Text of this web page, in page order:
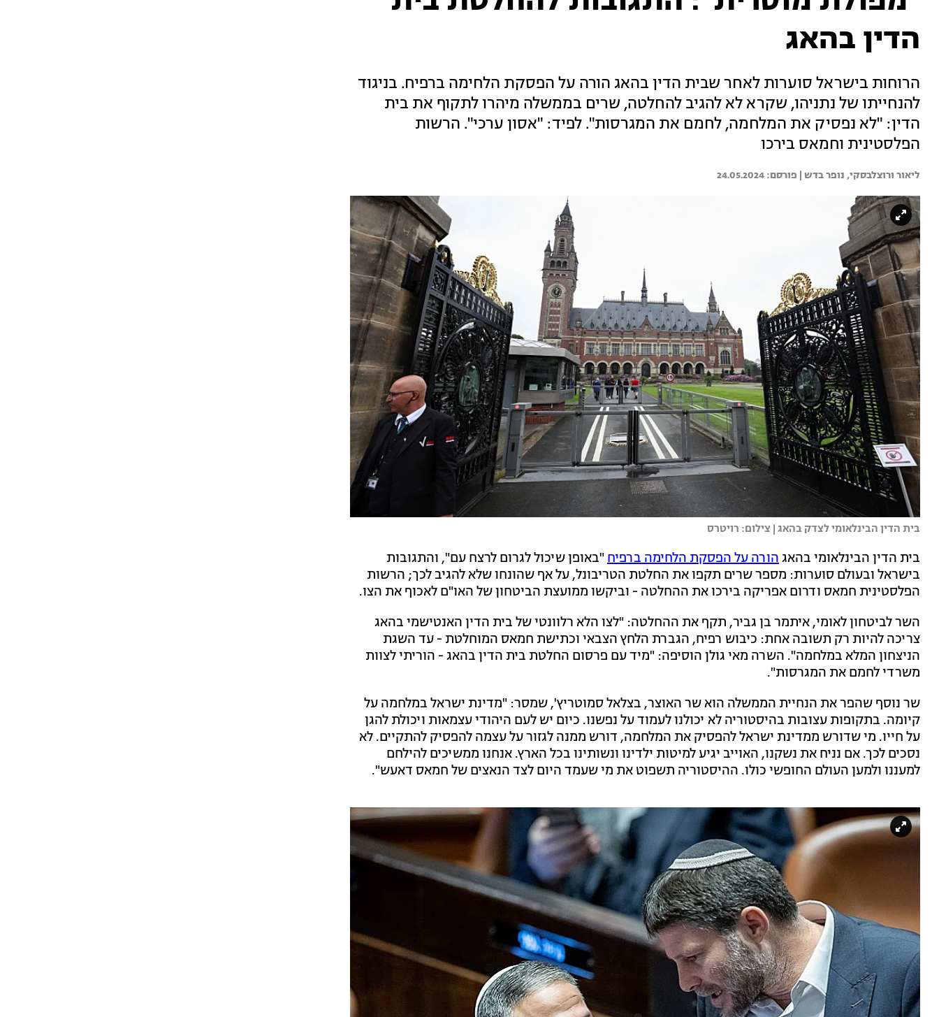
הדין בהאג
הרוחות בישראל סוערות לאחר שבית הדין בהאג הורה על הפסקת הלחימה ברפיח. בניגוד
להנחייתו של נתניהו, שקרא לא להגיב להחלטה, שרים בממשלה מיהרו לתקוף את בית
הדין: "לא נפסיק את המלחמה, לחמם את המגרסות". לפיד: "אסון ערכי". הרשות
הפלסטינית וחמאס בירכו
ליאור ורוצלבסקי, נופר בדש | 24.05.2024
בית הדין הבינלאומי לצדק בהאג | צילום: רויטרס
בית הדין הבינלאומי בהאגהורה על הפסקת הלחימה ברפיח"באופן שיכול לגרום לרצח עם", והתגובות
בישראל ובעולם סוערות: מספר שרים תקפו את החלטת הטריבונל, על אף שהונחו שלא להגיב לכך; הרשות
הפלסטינית חמאס ודרום אפריקה בירכו את ההחלטה - וביקשו ממועצת הביטחון של האו"ם לאכוף את הצו.
השר לביטחון לאומי, איתמר בן גביר, תקף את ההחלטה: "לצו הלא רלוונטי של בית הדין האנטישמי בהאג
צריכה להיות רק תשובה אחת: כיבוש רפיח, הגברת הלחץ הצבאי וכתישת חמאס המוחלטת - עד השגת
הניצחון המלא במלחמה". השרה מאי גולן הוסיפה: "מיד עם פרסום החלטת בית הדין בהאג - הוריתי לצוות
משרדי לחמם את המגרסות".
שר נוסף שהפר את הנחיית הממשלה הוא שר האוצר, בצלאל סמוטריץ', שמסר: "מדינת ישראל במלחמה על
קיומה. בתקופות עצובות בהיסטוריה לא יכולנו לעמוד על נפשנו. כיום יש לעם היהודי עצמאות ויכולת להגן
על חייו. מי שדורש ממדינת ישראל להפסיק את המלחמה, דורש ממנה לגזור על עצמה להפסיק להתקיים. לא
נסכים לכך. אם נניח את נשקנו, האוייב יגיע למיטות ילדינו ונשותינו בכל הארץ. אנחנו ממשיכים להילחם
למעננו ולמען העולם החופשי כולו. ההיסטוריה תשפוט את מי שעמד היום לצד הנאצים של חמאס דאעש".